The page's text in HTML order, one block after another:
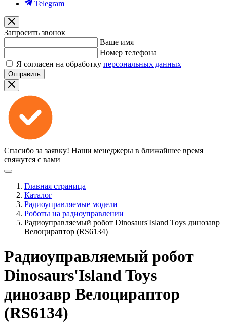
Telegram
Запросить звонок
Ваше имя
Номер телефона
Я согласен на обработку персональных данных
Отправить
Спасибо за заявку! Наши менеджеры в ближайшее время
свяжутся с вами
Главная страница
Каталог
Радиоуправляемые модели
Роботы на радиоуправлении
Радиоуправляемый робот Dinosaurs'Island Toys динозавр
Велоцираптор (RS6134)
Радиоуправляемый робот
Dinosaurs'Island Toys
динозавр Велоцираптор
(RS6134)